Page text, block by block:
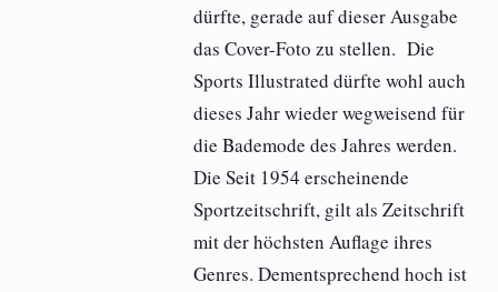
dürfte, gerade auf dieser Ausgabe
das Cover-Foto zu stellen. Die
Sports Illustrated dürfte wohl auch
dieses Jahr wieder wegweisend für
die Bademode des Jahres werden.
Die Seit 1954 erscheinende
Sportzeitschrift, gilt als Zeitschrift
mit der höchsten Auflage ihres
Genres. Dementsprechend hoch ist